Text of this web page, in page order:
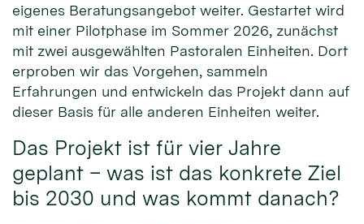
eigenes Beratungsangebot weiter. Gestartet wird
mit einer Pilotphase im Sommer 2026, zunächst
mit zwei ausgewählten Pastoralen Einheiten. Dort
erproben wir das Vorgehen, sammeln
Erfahrungen und entwickeln das Projekt dann auf
dieser Basis für alle anderen Einheiten weiter.
Das Projekt ist für vier Jahre
geplant – was ist das konkrete Ziel
bis 2030 und was kommt danach?